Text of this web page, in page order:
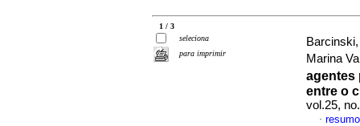
1 / 3
seleciona
para imprimir
Marina
agentes
entre o
vol.25,
·